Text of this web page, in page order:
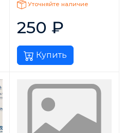
Уточняйте наличие
250 ₽
Купить